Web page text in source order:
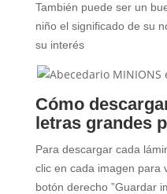
También puede ser un
niño el significado de su
su interés
Cómo
letras grandes
Para descargar cada
clic en cada imagen para
botón derecho ”Guardar